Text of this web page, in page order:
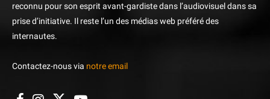
reconnu pour son esprit avant-gardiste dans l’audiovisuel dans sa
prise d’initiative. Il reste l’un des médias web préféré des
internautes.
Contactez-nous via notre email